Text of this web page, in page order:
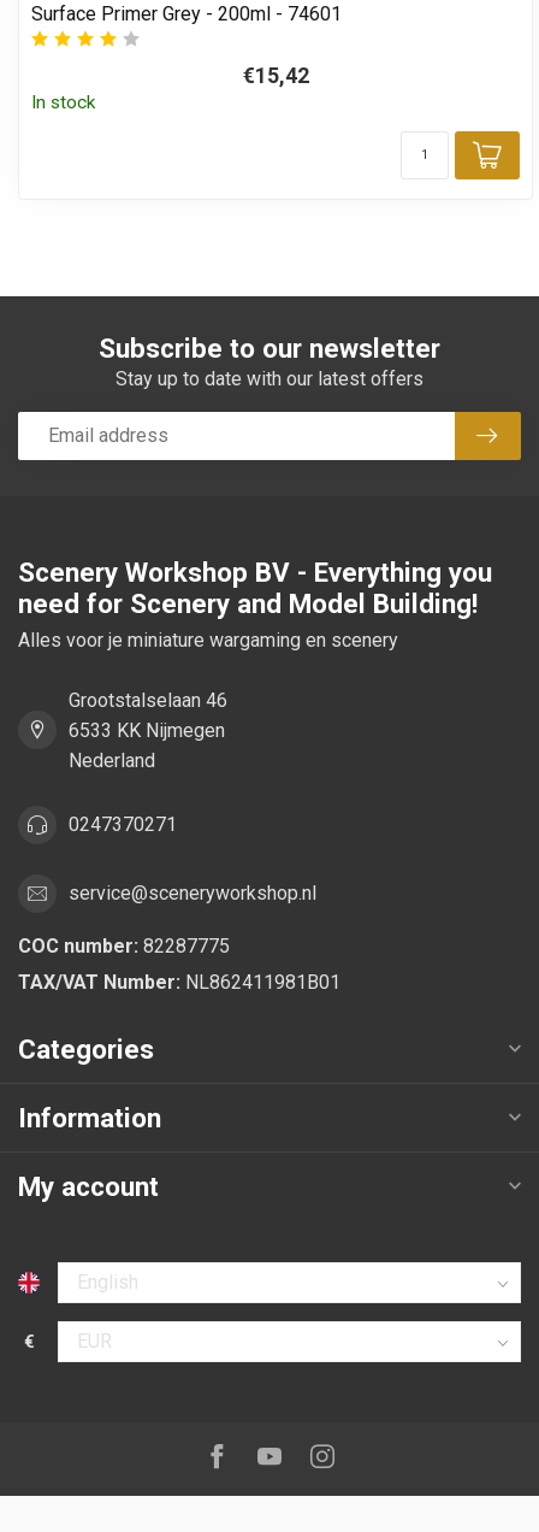
Surface Primer Grey - 200ml - 74601
€15,42
In stock
Subscribe to our newsletter
Stay up to date with our latest offers
Scenery Workshop BV - Everything you
need for Scenery and Model Building!
Alles voor je miniature wargaming en scenery
Grootstalselaan 46
6533 KK Nijmegen
Nederland
0247370271
service@sceneryworkshop.nl
COC number: 82287775
TAX/VAT Number: NL862411981B01
Categories
Information
My account
Select language
€
Select currency
Follow us on:
Facebook
YoutubeInstagram